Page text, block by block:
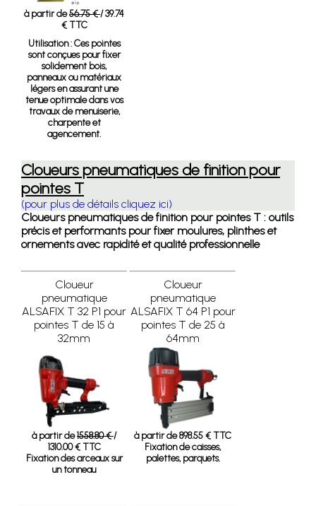
à partir de56.75 €/ 39.74
€ TTC
Utilisation :Ces pointes
sont conçues pour fixer
solidement bois,
panneaux ou matériaux
légers en assurant une
tenue optimale dans vos
travaux de menuiserie,
charpente et
agencement.
Cloueurs pneumatiques de finition pour
pointes T
(pour plus de détails cliquez ici)
Cloueurs pneumatiques de finition pour pointes T : outils
précis et performants pour fixer moulures, plinthes et
ornements avec rapidité et qualité professionnelle
Cloueur
pneumatique
ALSAFIX T 32 P1 pour
pointes T de 15 à
32mm
à partir de1558.80 €/
1310.00 € TTC
Fixation des arceaux sur
un tonneau
Cloueur
pneumatique
ALSAFIX T 64 P1 pour
pointes T de 25 à
64mm
à partir de 898.55 € TTC
Fixation de caisses,
palettes, parquets.